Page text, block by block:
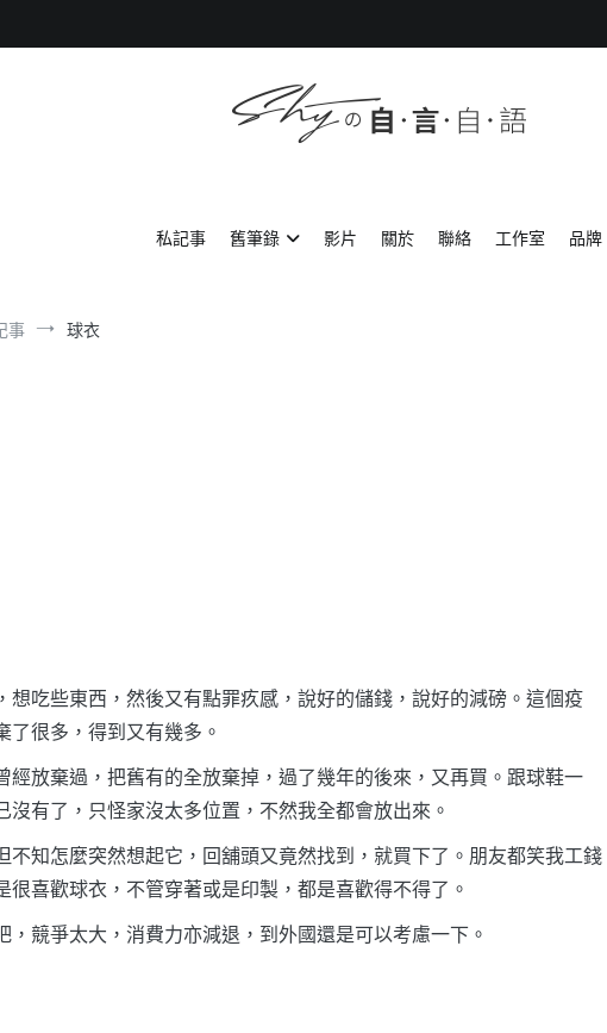
私記事 舊筆錄 影片 關於 聯絡 工作室 品牌
事 球衣
想吃些東西，然後又有點罪疚感，說好的儲錢，說好的減磅。這個疫
很多，得到又有幾多。
經放棄過，把舊有的全放棄掉，過了幾年的後來，又再買。跟球鞋一
有了，只怪家沒太多位置，不然我全都會放出來。
不知怎麼突然想起它，回舖頭又竟然找到，就買下了。朋友都笑我工錢
喜歡球衣，不管穿著或是印製，都是喜歡得不得了。
競爭太大，消費力亦減退，到外國還是可以考慮一下。